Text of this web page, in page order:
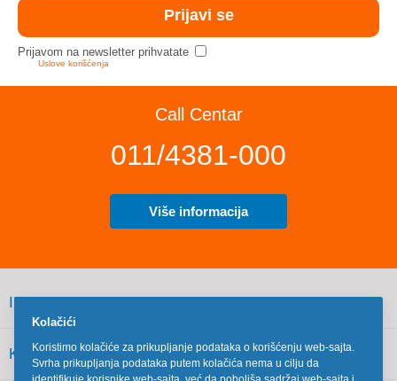
Prijavom na newsletter prihvatate
Uslove korišćenja
Call Centar
011/4381-000
Više informacija
INFORMACIJE
KORISNIČKI SERVIS
Kolačići
Koristimo kolačiće za prikupljanje podataka o korišćenju web-sajta.
Svrha prikupljanja podataka putem kolačića nema u cilju da